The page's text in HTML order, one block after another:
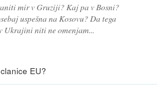
mir v Gruziji? Kaj pa v Bosni?
uspešna na Kosovu? Da tega
Ukrajini niti ne omenjam...
EU?